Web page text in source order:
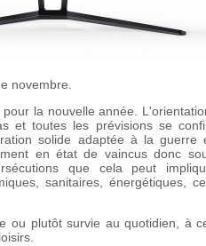
novembre.
la nouvelle année.
et toutes les prévisions se
solide adaptée à la guerre
en état de vaincus donc
que cela peut
sanitaires, énergétiques,
ou plutôt survie au quotidien, à